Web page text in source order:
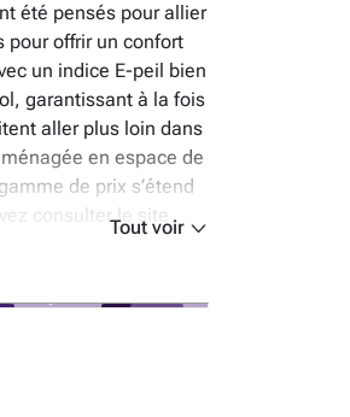
été pensés pour allier
pour offrir un confort
un indice E-peil bien
garantissant à la fois
aller plus loin dans
en espace de
de prix s’étend
consulter le site
Tout voir